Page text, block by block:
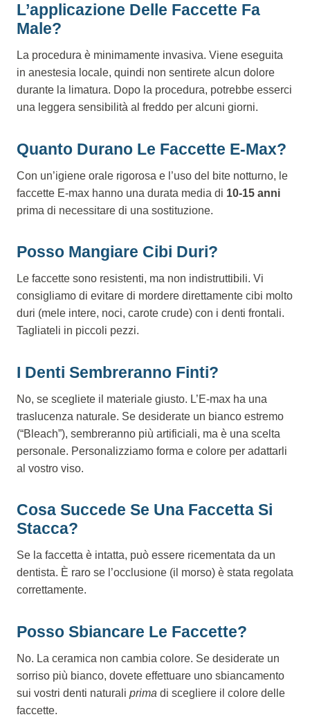
L’applicazione Delle Faccette Fa
Male?
La procedura è minimamente invasiva. Viene eseguita
in anestesia locale, quindi non sentirete alcun dolore
durante la limatura. Dopo la procedura, potrebbe esserci
una leggera sensibilità al freddo per alcuni giorni.
Quanto Durano Le Faccette E-Max?
Con un’igiene orale rigorosa e l’uso del bite notturno, le
faccette E-max hanno una durata media di 10-15 anni
prima di necessitare di una sostituzione.
Posso Mangiare Cibi Duri?
Le faccette sono resistenti, ma non indistruttibili. Vi
consigliamo di evitare di mordere direttamente cibi molto
duri (mele intere, noci, carote crude) con i denti frontali.
Tagliateli in piccoli pezzi.
I Denti Sembreranno Finti?
No, se scegliete il materiale giusto. L’E-max ha una
traslucenza naturale. Se desiderate un bianco estremo
(“Bleach”), sembreranno più artificiali, ma è una scelta
personale. Personalizziamo forma e colore per adattarli
al vostro viso.
Cosa Succede Se Una Faccetta Si
Stacca?
Se la faccetta è intatta, può essere ricementata da un
dentista. È raro se l’occlusione (il morso) è stata regolata
correttamente.
Posso Sbiancare Le Faccette?
No. La ceramica non cambia colore. Se desiderate un
sorriso più bianco, dovete effettuare uno sbiancamento
sui vostri denti naturali prima di scegliere il colore delle
faccette.